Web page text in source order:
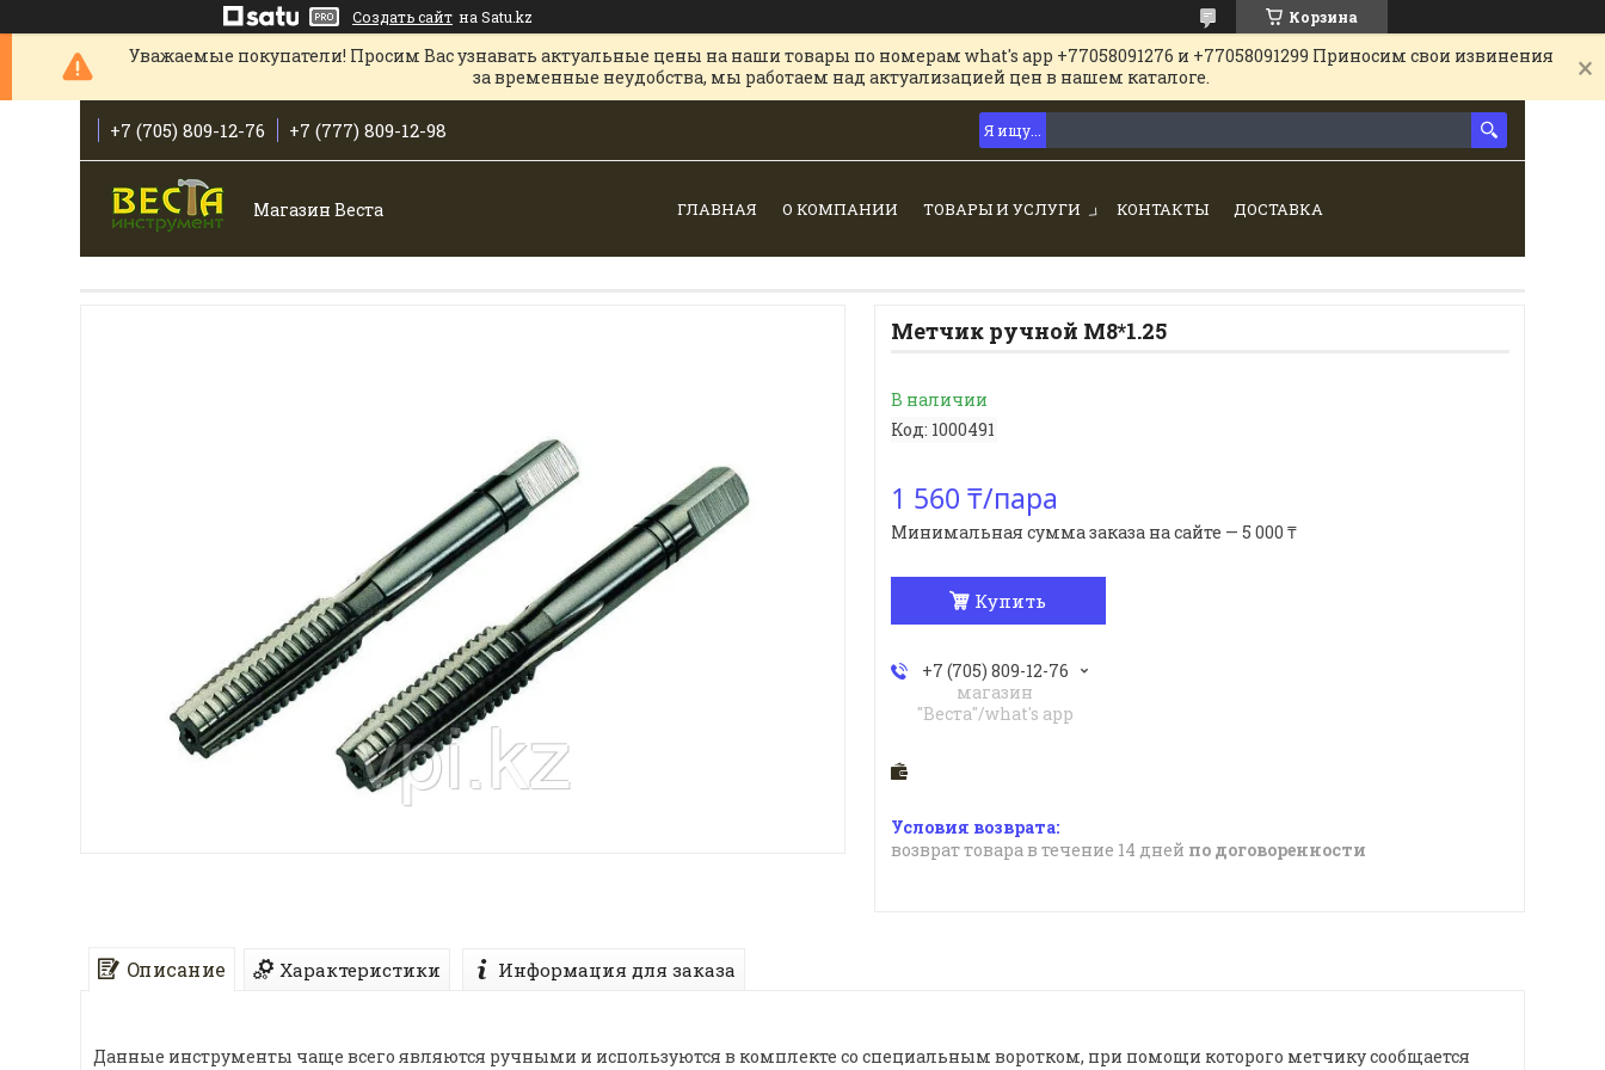
Создать сайт на Satu.kz Корзина
Уважаемые покупатели! Просим Вас узнавать актуальные цены на наши товары по номерам what's app +77058091276 и +77058091299 Приносим свои извинения
за временные неудобства, мы работаем над актуализацией цен в нашем каталоге.
+7 (705) 809-12-76 +7 (777) 809-12-98
Магазин Веста ГЛАВНАЯ О КОМПАНИИ ТОВАРЫ И УСЛУГИ КОНТАКТЫ ДОСТАВКА
Метчик ручной М8*1.25
В наличии
Код: 1000491
1 560 ₸/пара
Минимальная сумма заказа на сайте — 5 000 ₸
Купить
+7 (705) 809-12-76
магазин
"Веста"/what's app
возврат товара в течение 14 дней по договоренности
Описание Характеристики Информация для заказа
Данные инструменты чаще всего являются ручными и используются в комплекте со специальным воротком, при помощи которого метчику сообщается